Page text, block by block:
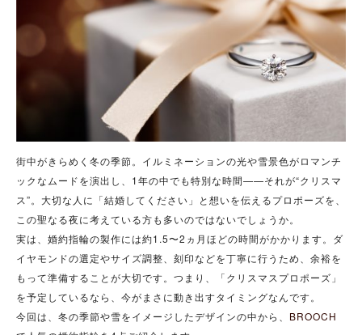
街中がきらめく冬の季節。イルミネーションの光や雪景色がロマンチ
ックなムードを演出し、1年の中でも特別な時間——それが“クリスマ
ス”。大切な人に「結婚してください」と想いを伝えるプロポーズを、
この聖なる夜に考えている方も多いのではないでしょうか。
実は、婚約指輪の製作には約1.5〜2ヵ月ほどの時間がかかります。ダ
イヤモンドの選定やサイズ調整、刻印などを丁寧に行うため、余裕を
もって準備することが大切です。つまり、「クリスマスプロポーズ」
を予定しているなら、今がまさに動き出すタイミングなんです。
今回は、冬の季節や雪をイメージしたデザインの中から、 BROOCH